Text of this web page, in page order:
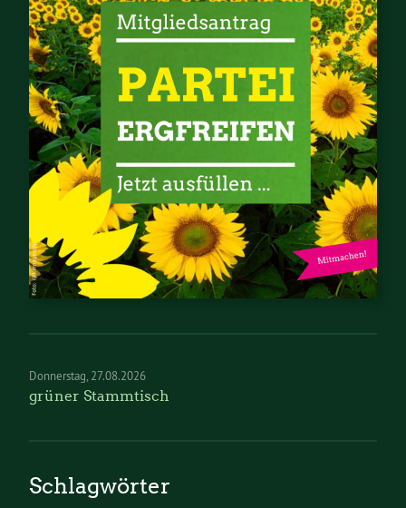
Donnerstag 27.08.2026
grüner Stammtisch
Schlagwörter